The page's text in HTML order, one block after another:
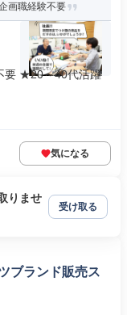
画職経験不要
要 ★20～40代活躍
気になる
りませ
受け取る
ブランド販売ス